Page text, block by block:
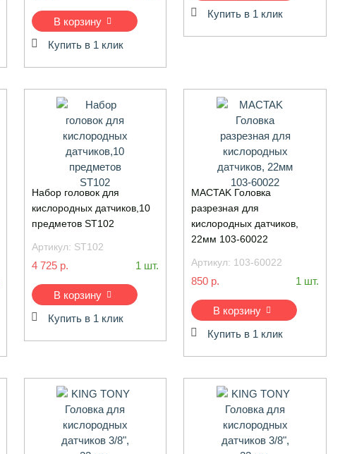
В корзину
Купить в 1 клик
Купить в 1 клик
Набор головок для
кислородных датчиков,10
предметов ST102
Артикул: ST102
4 725 р. 1 шт.
В корзину
Купить в 1 клик
MACTAK Головка
разрезная для
кислородных датчиков,
22мм 103-60022
Артикул: 103-60022
850 р. 1 шт.
В корзину
Купить в 1 клик